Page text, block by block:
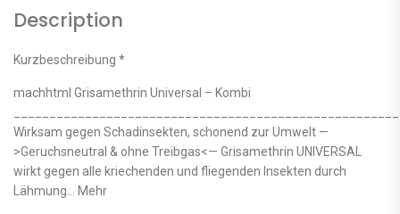
Description
Kurzbeschreibung *
machhtml Grisamethrin Universal – Kombi
Wirksam gegen Schadinsekten, schonend zur Umwelt —
>Geruchsneutral & ohne Treibgas<— Grisamethrin UNIVERSAL
wirkt gegen alle kriechenden und fliegenden Insekten durch
Lähmung… Mehr